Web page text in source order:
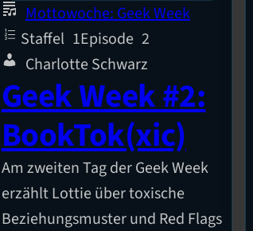
Mottowoche: Geek Week
Staffel 1Episode 2
Charlotte Schwarz
Geek Week #2:
BookTok(xic)
Am zweiten Tag der Geek Week
erzählt Lottie über toxische
Beziehungsmuster und Red Flags